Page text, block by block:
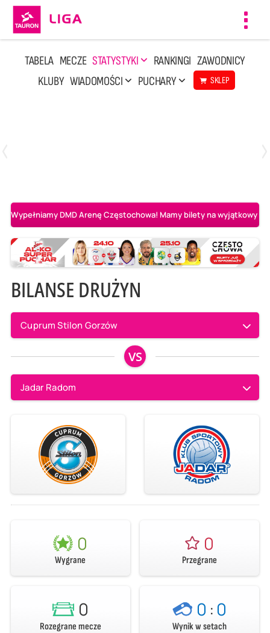
TABELA MECZE STATYSTYKI RANKINGI ZAWODNICY
KLUBY WIADOMOŚCI PUCHARY SKLEP
Wypełniamy DMD Arenę Częstochowa! Mamy bilety na wyjątkowy
BILANSE DRUŻYN
Cuprum Stilon Gorzów
VS
Jadar Radom
0
Wygrane
0
Przegrane
0
Rozegrane mecze
0 : 0
Wynik w setach